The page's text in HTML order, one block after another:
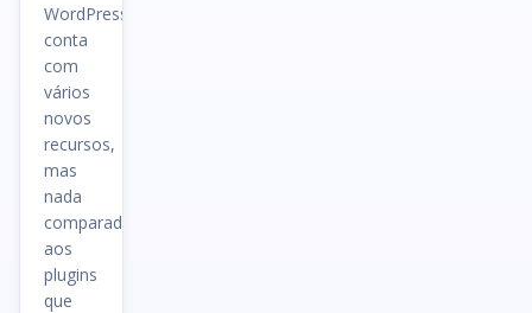
WordPress
conta
com
vários
novos
recursos,
mas
nada
comparado
aos
plugins
que